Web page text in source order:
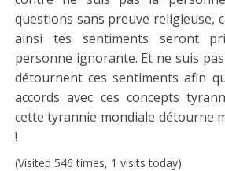
questions sans preuve religieuse,
ainsi tes sentiments seront
personne ignorante. Et ne suis
détournent ces sentiments afin
accords avec ces concepts
cette tyrannie mondiale détourne
!
(Visited 546 times, 1 visits today)